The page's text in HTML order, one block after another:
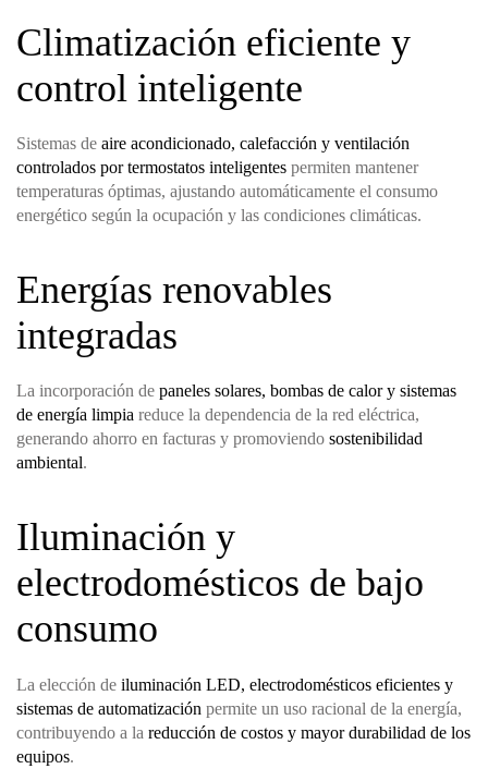
Climatización eficiente y
control inteligente
Sistemas de aire acondicionado, calefacción y ventilación
controlados por termostatos inteligentes permiten mantener
temperaturas óptimas, ajustando automáticamente el consumo
energético según la ocupación y las condiciones climáticas.
Energías renovables
integradas
La incorporación de paneles solares, bombas de calor y sistemas
de energía limpia reduce la dependencia de la red eléctrica,
generando ahorro en facturas y promoviendo sostenibilidad
ambiental.
Iluminación y
electrodomésticos de bajo
consumo
La elección de iluminación LED, electrodomésticos eficientes y
sistemas de automatización permite un uso racional de la energía,
contribuyendo a la reducción de costos y mayor durabilidad de los
equipos.